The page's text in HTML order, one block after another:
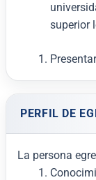
superior
PERFIL DE
La persona